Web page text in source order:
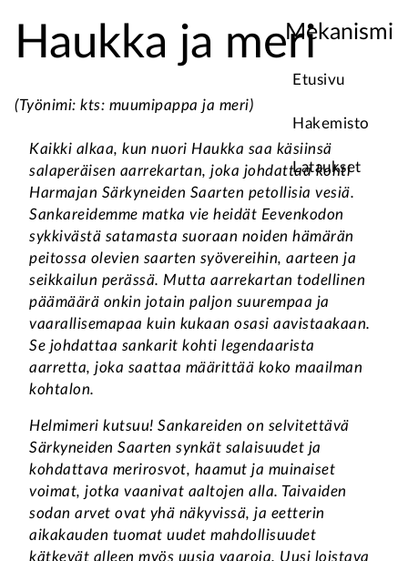
Mekanismi
Etusivu
Hakemisto
Lataukset
Haukka ja meri
(Työnimi: kts: muumipappa ja meri)
Kaikki alkaa, kun nuori Haukka saa käsiinsä
salaperäisen aarrekartan, joka johdattaa kohti
Harmajan Särkyneiden Saarten petollisia vesiä.
Sankareidemme matka vie heidät Eevenkodon
sykkivästä satamasta suoraan noiden hämärän
peitossa olevien saarten syövereihin, aarteen ja
seikkailun perässä. Mutta aarrekartan todellinen
päämäärä onkin jotain paljon suurempaa ja
vaarallisemapaa kuin kukaan osasi aavistaakaan.
Se johdattaa sankarit kohti legendaarista
aarretta, joka saattaa määrittää koko maailman
kohtalon.
Helmimeri kutsuu! Sankareiden on selvitettävä
Särkyneiden Saarten synkät salaisuudet ja
kohdattava merirosvot, haamut ja muinaiset
voimat, jotka vaanivat aaltojen alla. Taivaiden
sodan arvet ovat yhä näkyvissä, ja eetterin
aikakauden tuomat uudet mahdollisuudet
kätkevät alleen myös uusia vaaroja. Uusi loistava